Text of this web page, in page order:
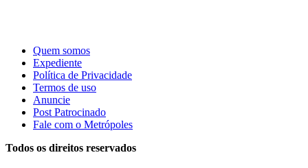
Quem somos
Expediente
Política de Privacidade
Termos de uso
Anuncie
Post Patrocinado
Fale com o Metrópoles
Todos os direitos reservados